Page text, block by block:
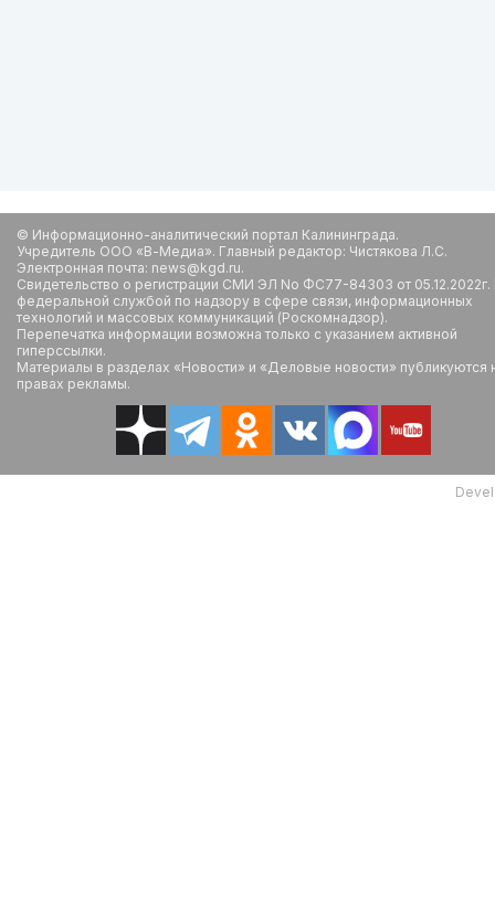
© Информационно-аналитический портал Калининграда.
Учредитель ООО «В-Медиа». Главный редактор: Чистякова Л.С.
Электронная почта: news@kgd.ru.
Свидетельство о регистрации СМИ ЭЛ No ФС77-84303 от
федеральной службой по надзору в сфере связи, информационных
технологий и массовых коммуникаций (Роскомнадзор).
Перепечатка информации возможна только с указанием активной
гиперссылки.
Материалы в разделах «Новости» и «Деловые новости» публикуются
правах рекламы.